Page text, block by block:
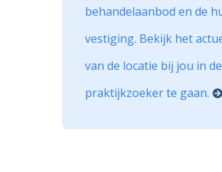
behandelaanbod en de
vestiging. Bekijk het
van de locatie bij jou in
praktijkzoeker te gaan.